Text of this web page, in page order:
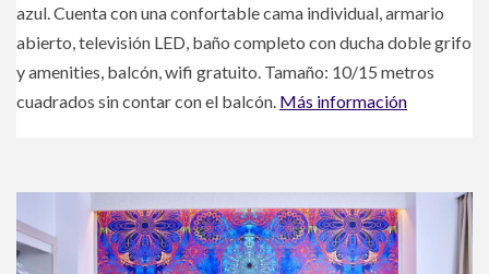
azul. Cuenta con una confortable cama individual, armario
abierto, televisión LED, baño completo con ducha doble grifo
y amenities, balcón, wifi gratuito. Tamaño: 10/15 metros
cuadrados sin contar con el balcón. Más información